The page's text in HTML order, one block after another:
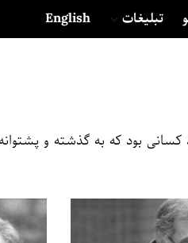
تبلیغات English
بود که به گذشته و پشتوانه